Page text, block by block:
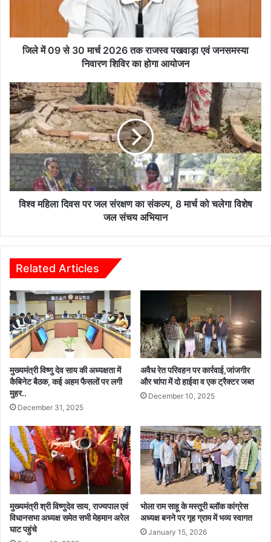
मा
2
6
त
क
रा
ज
स्व
प
ख
वं
स
म
स्या
नि
वा
र
ण
शि
वि
र
का
गा
आ
यो
ज
न
जिले में 09 से 30 मार्च 2026 तक राजस्व पखवाड़ा एवं जनसमस्या
निवारण शिविर का होगा आयोजन
वि
श्व
म
हि
ला
दि
व
स
प
ण
का
सं
क
ल्प
,
8
मा
र्च
को
च
गा
वि
शे
ष
ज
ल
सं
च
य
विश्व महिला दिवस पर जल संरक्षण का संकल्प, 8 मार्च को चलेगा विशेष
जल संचय अभियान
Related Articles
मुख्यमंत्री विष्णु देव साय की अध्यक्षता में
कैबिनेट बैठक, कई अहम फैसलों पर लगी
मुहर..
December 31, 2025
अवैध रेत परिवहन पर कार्रवाई,जांजगीर
और चांपा में दो हाईवा व एक ट्रैक्टर जब्त
December 10, 2025
मुख्यमंत्री श्री विष्णुदेव साय, राज्यपाल एवं
विधानसभा अध्यक्ष समेत सभी मेहमान अरेल
घाट पहुंचे
भोला राम साहू के मस्तूरी ब्लॉक कांग्रेस
अध्यक्ष बनने पर गृह ग्राम में भव्य स्वागत
January 15, 2026